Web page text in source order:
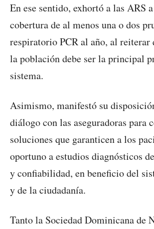
En ese sentido, exhortó a las ARS
cobertura de al menos una o dos
respiratorio PCR al año, al reiterar
la población debe ser la principal
sistema.
Asimismo, manifestó su
diálogo con las aseguradoras para
soluciones que garanticen a los
oportuno a estudios diagnósticos
y confiabilidad, en beneficio del
y de la ciudadanía.
Tanto la Sociedad Dominicana de